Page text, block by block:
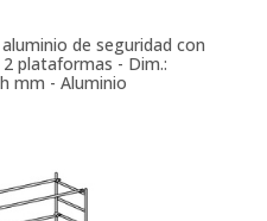
de seguridad con
plataformas - Dim.:
mm - Aluminio